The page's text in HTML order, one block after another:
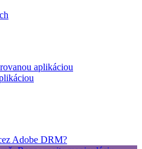
aplikáciou
Adobe DRM?